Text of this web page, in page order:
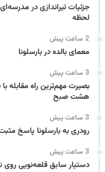
لحظه
2 ساعت پیش
معمای بالده در بارسلونا
3 ساعت پیش
بصیرت مهم‌ترین راه
هشت صبح
3 ساعت پیش
رودری به بارسلونا پاسخ
3 ساعت پیش
دستیار سابق قلعه‌نویی روی